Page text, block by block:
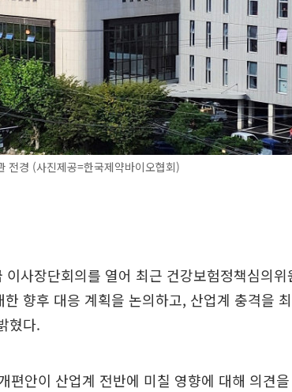
전경 (사진제공=한국제약바이오협회)
사장단회의를 열어 최근 건강보험정책심의위
한 향후 대응 계획을 논의하고, 산업계 충격을
혔다.
편안이 산업계 전반에 미칠 영향에 대해 의견